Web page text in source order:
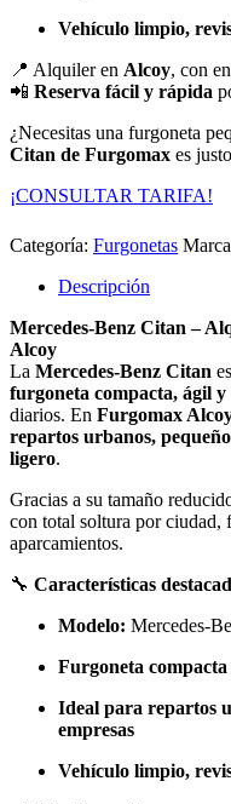
Vehículo limpio,
📍 Alquiler en Alcoy, con
📲 Reserva fácil y rápida
¿Necesitas una furgoneta
Citan de Furgomax es
¡CONSULTAR TARIFA!
Categoría: Furgonetas
Descripción
Mercedes-Benz Citan –
Alcoy
La Mercedes-Benz Citan
furgoneta compacta, ágil y
diarios. En Furgomax
repartos urbanos,
ligero.
Gracias a su tamaño
con total soltura por ciudad,
aparcamientos.
🔧 Características
Modelo: Mercedes-
Furgoneta
Ideal para repartos
empresas
Vehículo limpio,